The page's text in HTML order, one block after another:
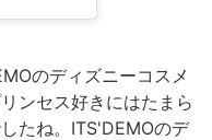
のディズニーコスメ
ンセス好きにはたまら
たね。ITS'DEMOのデ